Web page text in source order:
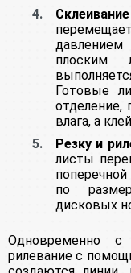
плоским
Готовые
отделение,
влага, а
Резку и
листы
по
дисковых
Одновременно с
рилевание с